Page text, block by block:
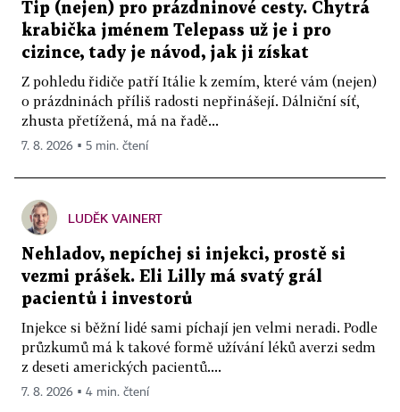
Tip (nejen) pro prázdninové cesty. Chytrá
krabička jménem Telepass už je i pro
cizince, tady je návod, jak ji získat
Z pohledu řidiče patří Itálie k zemím, které vám (nejen)
o prázdninách příliš radosti nepřinášejí. Dálniční síť,
zhusta přetížená, má na řadě...
7. 8. 2026 ▪ 5 min. čtení
LUDĚK VAINERT
Nehladov, nepíchej si injekci, prostě si
vezmi prášek. Eli Lilly má svatý grál
pacientů i investorů
Injekce si běžní lidé sami píchají jen velmi neradi. Podle
průzkumů má k takové formě užívání léků averzi sedm
z deseti amerických pacientů....
7. 8. 2026 ▪ 4 min. čtení